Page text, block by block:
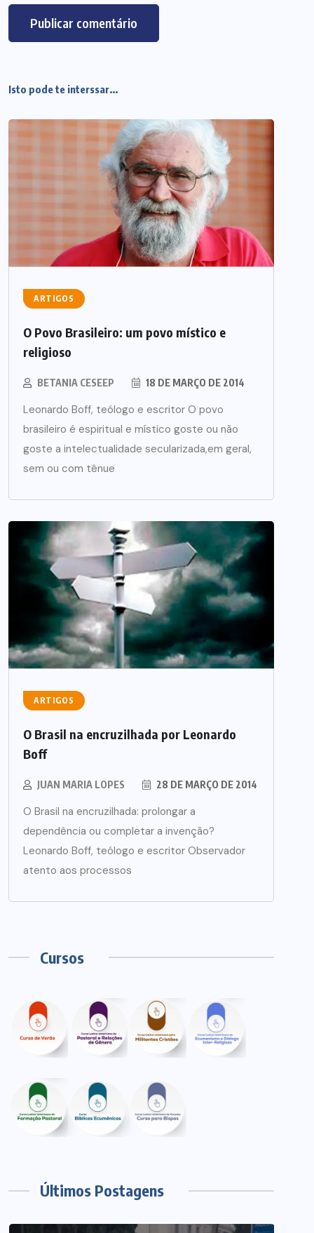
Isto pode te interssar...
ARTIGOS
O Povo Brasileiro: um povo místico e
religioso
BETANIA CESEEP 18 DE MARÇO DE 2014
Leonardo Boff, teólogo e escritor O povo
brasileiro é espiritual e místico goste ou não
goste a intelectualidade secularizada,em geral,
sem ou com tênue
ARTIGOS
O Brasil na encruzilhada por Leonardo
Boff
JUAN MARIA LOPES 28 DE MARÇO DE 2014
O Brasil na encruzilhada: prolongar a
dependência ou completar a invenção?
Leonardo Boff, teólogo e escritor Observador
atento aos processos
Cursos
Últimos Postagens